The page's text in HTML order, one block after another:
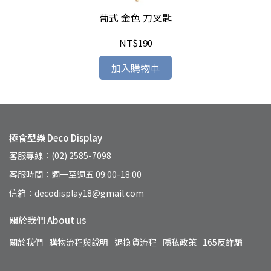
葡式 金色 刀叉匙
NT$190
加入購物車
極食型樂 Deco Display
客服專線：(02) 2585-7098
客服時間：週一至週五 09:00-18:00
信箱：decodisplay18@gmail.com
關於我們 About us
關於我們 購物流程與說明 退換貨流程 隱私政策 165反詐騙